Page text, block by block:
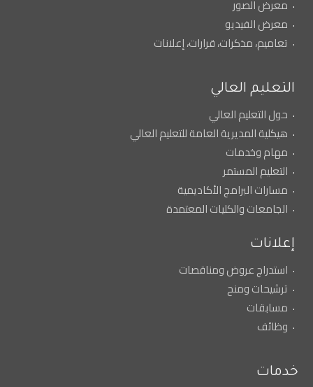
معرض الصور
معرض الفيديو
تعاميم، مذكرات، قرارات، إعلانات
التعليم العالي
حول التعليم العالي
هيكلية المديرية العامة للتعليم العالي
مهام وخدمات
التعليم المستمر
مسارات البرامج الأكاديمية
الجامعات والكليات المعتمدة
إعلانات
استدراج عروض ومناقصات
ترشيحات ومنح
مسابقات
وظائف
خدمات